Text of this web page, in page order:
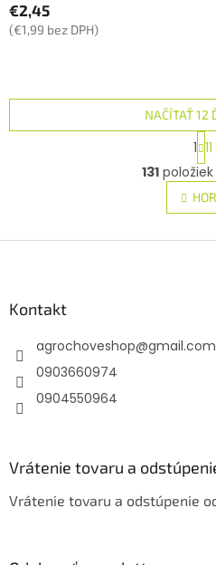
€2,45
(€1,99 bez DPH)
O
v
l
á
v
s
NAČÍTAŤ 12
S
t
r
á
n
k
v
1 11
131
Kontakt
agrochoveshop@gmail.com
0903660974
0904550964
Vrátenie tovaru a
Vrátenie tovaru a odstúpenie